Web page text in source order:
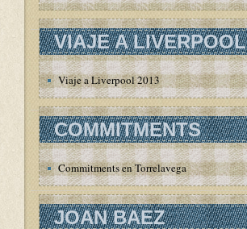
VIAJE A LIVERPOOL
Viaje a Liverpool 2013
COMMITMENTS
Commitments en Torrelavega
JOAN BAEZ